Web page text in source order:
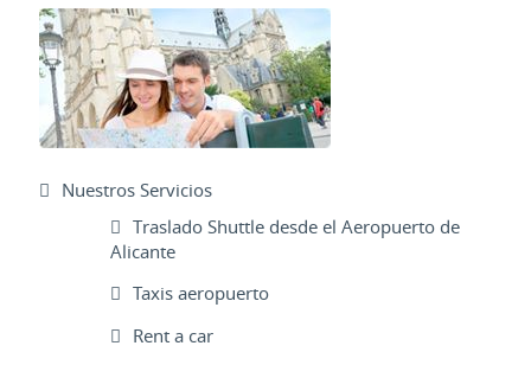
Nuestros Servicios
Traslado Shuttle desde el Aeropuerto de
Alicante
Taxis aeropuerto
Rent a car